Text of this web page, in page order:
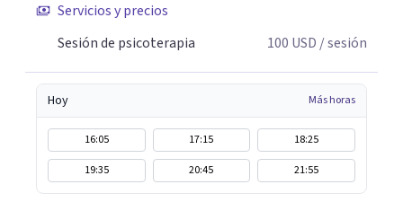
Servicios y precios
Sesión de psicoterapia
100 USD / sesión
Hoy Más horas
16:05 17:15
18:25
19:35
20:45 21:55